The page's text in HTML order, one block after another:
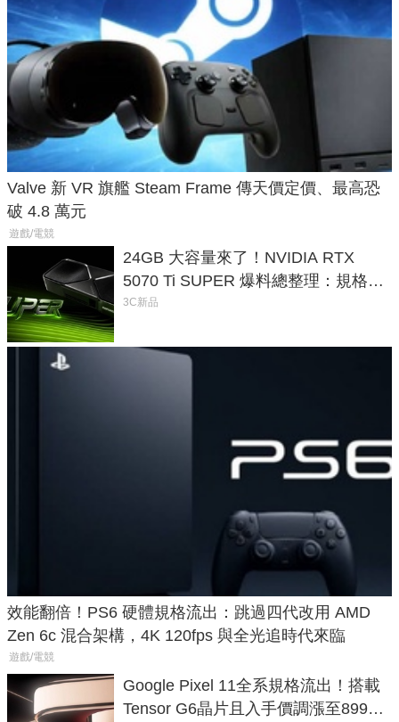
Valve 新 VR 旗艦 Steam Frame 傳天價定價、最高恐
破 4.8 萬元
遊戲/電競
24GB 大容量來了！NVIDIA RTX
5070 Ti SUPER 爆料總整理：規格、
功耗、上市時間
3C新品
效能翻倍！PS6 硬體規格流出：跳過四代改用 AMD
Zen 6c 混合架構，4K 120fps 與全光追時代來臨
遊戲/電競
Google Pixel 11全系規格流出！搭載
Tensor G6晶片且入手價調漲至899美